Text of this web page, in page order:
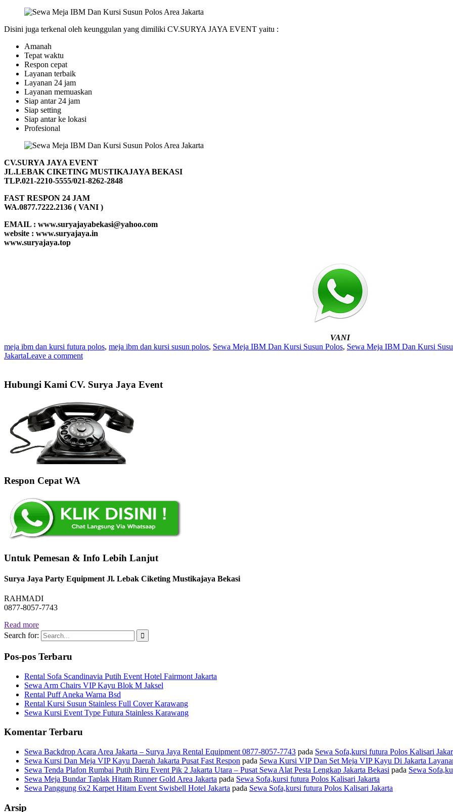
Disini juga terkenal oleh keunggulan yang dimiliki CV.SURYA JAYA EVENT yaitu :
Amanah
Tepat waktu
Respon cepat
Layanan terbaik
Layanan 24 jam
Layanan memuaskan
Siap antar 24 jam
Siap setting
Siap antar ke lokasi
Profesional
CV.SURYA JAYA EVENT
JL.LEBAK CIKETING MUSTIKAJAYA BEKASI
TLP.021-2210-5555/021-8262-2848
FAST RESPON 24 JAM
WA.0877.7222.2136 ( VANI )
EMAIL : www.suryajayabekasi@yahoo.com
website : www.suryajaya.in
www.suryajaya.top
VANI
meja ibm dan kursi futura polos, meja ibm dan kursi susun polos, Sewa Meja IBM Dan Kursi Susun Polos, Sewa Meja IBM Dan Kursi
JakartaLeave a comment
Hubungi Kami CV. Surya Jaya Event
Respon Cepat WA
Untuk Pemesan & Info Lebih Lanjut
Surya Jaya Party Equipment Jl. Lebak Ciketing Mustikajaya Bekasi
RAHMADI
0877-8057-7743
Read more
Search for:
Pos-pos Terbaru
Rental Sofa Scandinavia Putih Event Hotel Fairmont Jakarta
Sewa Arm Chairs VIP Kayu Blok M Jaksel
Rental Puff Aneka Warna Bsd
Rental Kursi Susun Stainless Full Cover Karawang
Sewa Kursi Event Type Futura Stainless Karawang
Komentar Terbaru
Sewa Backdrop Acara Area Jakarta – Surya Jaya Rental Equipment 0877-8057-7743 pada Sewa Sofa,kursi futura Polos Kalisari
Sewa Kursi Dan Meja VIP Kayu Daerah Jakarta Pusat Fast Respon pada Sewa Kursi VIP Dan Set Meja VIP Kayu Di Jakarta
Sewa Tenda Plafon Rumbai Putih Biru Event Pik 2 Jakarta Utara – Pusat Sewa Alat Pesta Lengkap Jakarta Bekasi pada Sewa
Sewa Meja Bundar Taplak Hitam Runner Gold Area Jakarta pada Sewa Sofa,kursi futura Polos Kalisari Jakarta
Sewa Panggung 6x2 Karpet Hitam Event Swisbell Hotel Jakarta pada Sewa Sofa,kursi futura Polos Kalisari Jakarta
Arsip